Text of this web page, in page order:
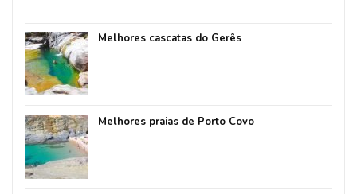
Melhores cascatas do Gerês
Melhores praias de Porto Covo